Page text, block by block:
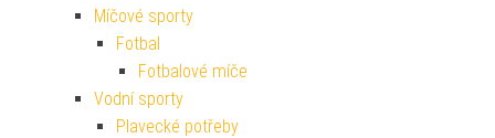
Míčové sporty
Fotbal
Fotbalové míče
Vodní sporty
Plavecké potřeby